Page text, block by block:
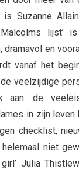
is Suzanne
lijst’
dramavol en
vanaf het
veelzijdige
aan: de
in zijn leven
checklist,
niet
girl’ Julia